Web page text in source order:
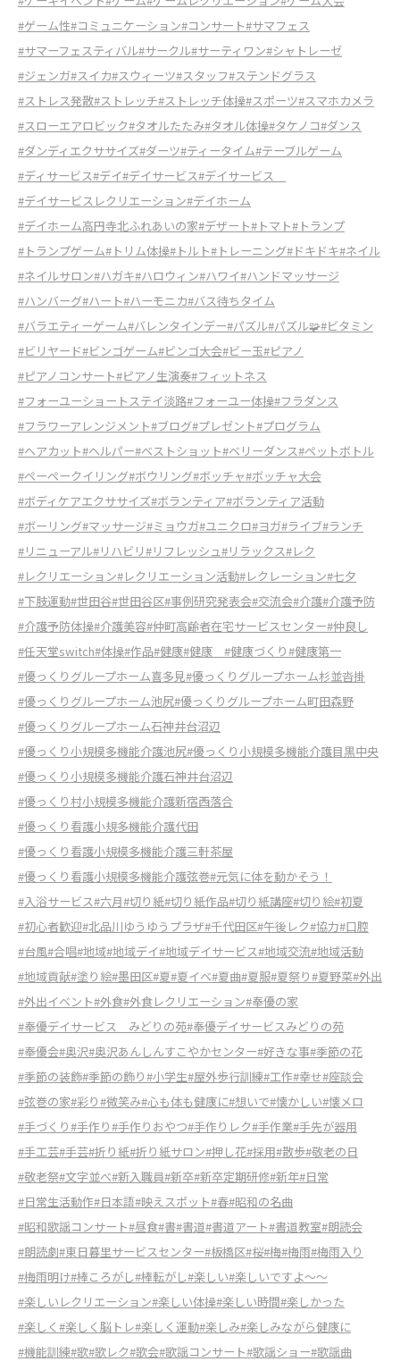
#ゲーム性#コミュニケーション#コンサート#サマフェス
#サマーフェスティバル#サークル#サーティワン#シャトレーゼ
#ジェンガ#スイカ#スウィーツ#スタッフ#ステンドグラス
#ストレス発散#ストレッチ#ストレッチ体操#スポーツ#スマホカメラ
#スローエアロビック#タオルたたみ#タオル体操#タケノコ#ダンス
#ダンディエクササイズ#ダーツ#ティータイム#テーブルゲーム
#ディサービス#デイ#デイサービス#デイサービス
#デイサービスレクリエーション#デイホーム
#デイホーム高円寺北ふれあいの家#デザート#トマト#トランプ
#トランプゲーム#トリム体操#トルト#トレーニング#ドキドキ#ネイル
#ネイルサロン#ハガキ#ハロウィン#ハワイ#ハンドマッサージ
#ハンバーグ#ハート#ハーモニカ#バス待ちタイム
#バラエティーゲーム#バレンタインデー#パズル#パズル🧩#ビタミン
#ビリヤード#ビンゴゲーム#ビンゴ大会#ビー玉#ピアノ
#ピアノコンサート#ピアノ生演奏#フィットネス
#フォーユーショートステイ淡路#フォーユー体操#フラダンス
#フラワーアレンジメント#ブログ#プレゼント#プログラム
#ヘアカット#ヘルパー#ベストショット#ベリーダンス#ペットボトル
#ペーペークイリング#ボウリング#ボッチャ#ボッチャ大会
#ボディケアエクササイズ#ボランティア#ボランティア活動
#ボーリング#マッサージ#ミョウガ#ユニクロ#ヨガ#ライブ#ランチ
#リニューアル#リハビリ#リフレッシュ#リラックス#レク
#レクリエーション#レクリエーション活動#レクレーション#七夕
#下肢運動#世田谷#世田谷区#事例研究発表会#交流会#介護#介護予防
#介護予防体操#介護美容#仲町高齢者在宅サービスセンター#仲良し
#任天堂switch#体操#作品#健康#健康 #健康づくり#健康第一
#優っくりグループホーム喜多見#優っくりグループホーム杉並沓掛
#優っくりグループホーム池尻#優っくりグループホーム町田森野
#優っくりグループホーム石神井台沼辺
#優っくり小規模多機能介護池尻#優っくり小規模多機能介護目黒中央
#優っくり小規模多機能介護石神井台沼辺
#優っくり村小規模多機能介護新宿西落合
#優っくり看護小規多機能介護代田
#優っくり看護小規模多機能介護三軒茶屋
#優っくり看護小規模多機能介護弦巻#元気に体を動かそう！
#入浴サービス#六月#切り紙#切り紙作品#切り紙講座#切り絵#初夏
#初心者歓迎#北品川ゆうゆうプラザ#千代田区#午後レク#協力#口腔
#台風#合唱#地域#地域デイ#地域デイサービス#地域交流#地域活動
#地域貢献#塗り絵#墨田区#夏#夏イベ#夏曲#夏服#夏祭り#夏野菜#外出
#外出イベント#外食#外食レクリエーション#奉優の家
#奉優デイサービス みどりの苑#奉優デイサービスみどりの苑
#奉優会#奥沢#奥沢あんしんすこやかセンター#好きな事#季節の花
#季節の装飾#季節の飾り#小学生#屋外歩行訓練#工作#幸せ#座談会
#弦巻の家#彩り#微笑み#心も体も健康に#想いで#懐かしい#懐メロ
#手づくり#手作り#手作りおやつ#手作りレク#手作業#手先が器用
#手工芸#手芸#折り紙#折り紙サロン#押し花#採用#散歩#敬老の日
#敬老祭#文字並べ#新入職員#新卒#新卒定期研修#新年#日常
#日常生活動作#日本語#映えスポット#春#昭和の名曲
#昭和歌謡コンサート#昼食#書#書道#書道アート#書道教室#朗読会
#朗読劇#東日暮里サービスセンター#板橋区#桜#梅#梅雨#梅雨入り
#梅雨明け#棒ころがし#棒転がし#楽しい#楽しいですよ～～
#楽しいレクリエーション#楽しい体操#楽しい時間#楽しかった
#楽しく #楽しく脳トレ#楽しく運動#楽しみ#楽しみながら健康に
#機能訓練#歌#歌レク#歌会#歌謡コンサート#歌謡ショー#歌謡曲